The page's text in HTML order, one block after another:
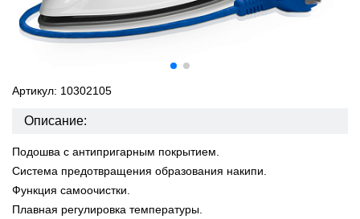
Артикул: 10302105
Описание:
Подошва с антипригарным покрытием.
Система предотвращения образования накипи.
Функция самоочистки.
Плавная регулировка температуры.